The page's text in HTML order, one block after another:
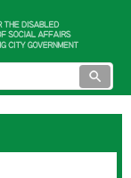
搜
尋